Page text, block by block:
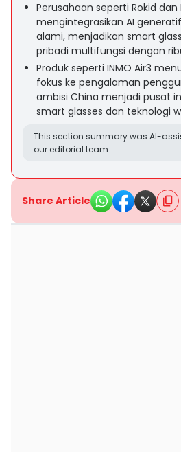
Perusahaan seperti Rokid dan
mengintegrasikan AI
alami, menjadikan smart
pribadi multifungsi dengan
Produk seperti INMO Air3
fokus ke pengalaman
ambisi China menjadi pusat
smart glasses dan teknologi
This section summary was AI-
our editorial team.
Share Article